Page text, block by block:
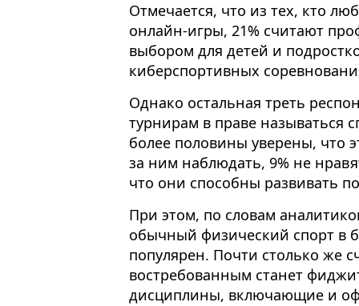
Отмечается, что из тех, кто
онлайн-игры, 21% считают
выбором для детей и
киберспортивных
Однако остальная треть
турнирам в праве
более половины уверены, что
за ним наблюдать, 9% не
что они способны развивать
При этом, по словам
обычный физический спорт в
популярен. Почти столько же
востребованным станет
дисциплины, включающие и